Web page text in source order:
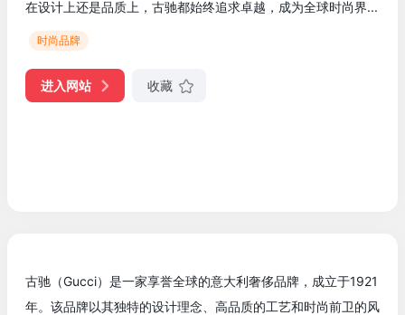
在设计上还是品质上，古驰都始终追求卓越，成为全球时尚界...
时尚品牌
进入网站 收藏
古驰（Gucci）是一家享誉全球的意大利奢侈品牌，成立于1921
年。该品牌以其独特的设计理念、高品质的工艺和时尚前卫的风